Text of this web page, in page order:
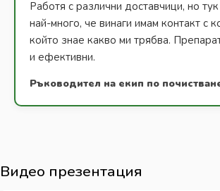
Работя с различни доставчици, но
най-много, че винаги имам контакт с
който знае какво ми трябва.
и ефективни.
Ръководител на екип по
Видео презентация